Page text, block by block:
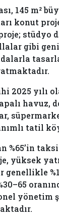
145 m²
konut
stüdyo
gibi
2025 yılı
havuz,
tatil
%65’in
yüksek
genellikle
yönetim